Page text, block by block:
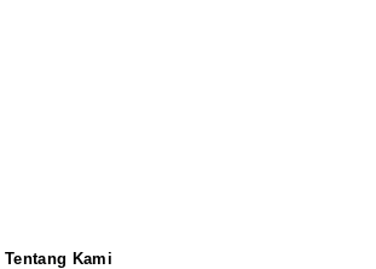
Tentang Kami